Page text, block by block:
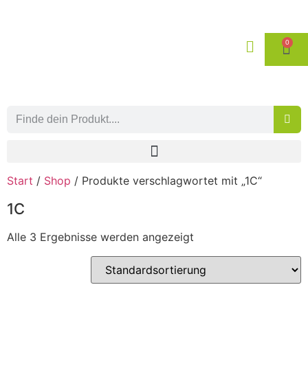
0
Start / Shop / Produkte verschlagwortet mit „1C“
1C
Alle 3 Ergebnisse werden angezeigt